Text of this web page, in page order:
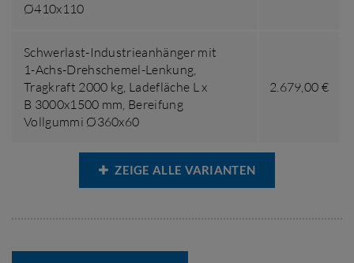
Ø410x110
Schwerlast-Industrieanhänger mit
1-Achs-Drehschemel-Lenkung,
Tragkraft 2000 kg, Ladefläche L x
B 3000x1500 mm, Bereifung
Vollgummi Ø360x60
2.679,00 €
ZEIGE ALLE VARIANTEN